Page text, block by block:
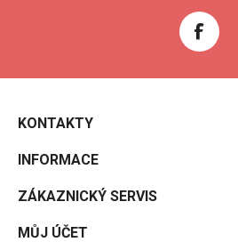
KONTAKTY
INFORMACE
ZÁKAZNICKÝ SERVIS
MŮJ ÚČET